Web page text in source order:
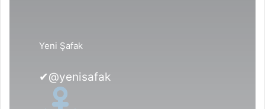
Yeni Şafak
✔@yenisafak